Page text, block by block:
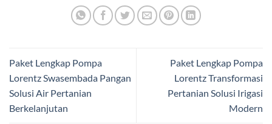
Paket Lengkap Pompa
Lorentz Swasembada Pangan
Solusi Air Pertanian
Berkelanjutan
Paket Lengkap Pompa
Lorentz Transformasi
Pertanian Solusi Irigasi
Modern